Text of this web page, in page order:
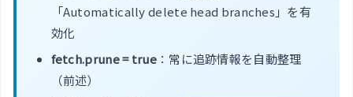
「Automatically delete head branches」を有
効化
fetch.prune = true：常に追跡情報を自動整理
（前述）